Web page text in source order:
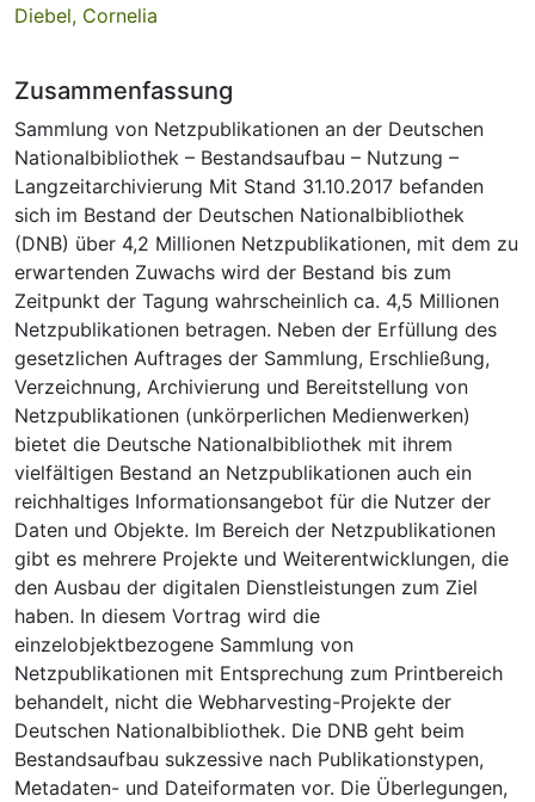
Diebel, Cornelia
Zusammenfassung
Sammlung von Netzpublikationen an der Deutschen
Nationalbibliothek – Bestandsaufbau – Nutzung –
Langzeitarchivierung Mit Stand 31.10.2017 befanden
sich im Bestand der Deutschen Nationalbibliothek
(DNB) über 4,2 Millionen Netzpublikationen, mit dem zu
erwartenden Zuwachs wird der Bestand bis zum
Zeitpunkt der Tagung wahrscheinlich ca. 4,5 Millionen
Netzpublikationen betragen. Neben der Erfüllung des
gesetzlichen Auftrages der Sammlung, Erschließung,
Verzeichnung, Archivierung und Bereitstellung von
Netzpublikationen (unkörperlichen Medienwerken)
bietet die Deutsche Nationalbibliothek mit ihrem
vielfältigen Bestand an Netzpublikationen auch ein
reichhaltiges Informationsangebot für die Nutzer der
Daten und Objekte. Im Bereich der Netzpublikationen
gibt es mehrere Projekte und Weiterentwicklungen, die
den Ausbau der digitalen Dienstleistungen zum Ziel
haben. In diesem Vortrag wird die
einzelobjektbezogene Sammlung von
Netzpublikationen mit Entsprechung zum Printbereich
behandelt, nicht die Webharvesting-Projekte der
Deutschen Nationalbibliothek. Die DNB geht beim
Bestandsaufbau sukzessive nach Publikationstypen,
Metadaten- und Dateiformaten vor. Die Überlegungen,